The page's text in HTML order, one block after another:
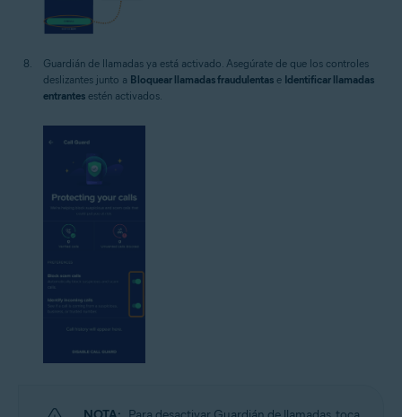
Guardián de llamadas ya está activado. Asegúrate de que los controles
deslizantes junto a Bloquear llamadas fraudulentas e Identificar llamadas
entrantes estén activados.